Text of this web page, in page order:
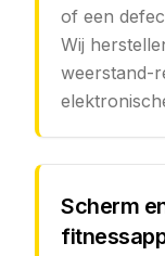
of een
Wij
weerstand-
Scherm